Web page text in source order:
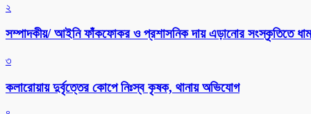
২
সম্পাদকীয়/ আইনি ফাঁকফোকর ও প্রশাসনিক দায় এড়ানোর সংস্কৃতিতে
৩
কলারোয়ায় দুর্বৃত্তের কোপে নিঃস্ব কৃষক, থানায় অভিযোগ